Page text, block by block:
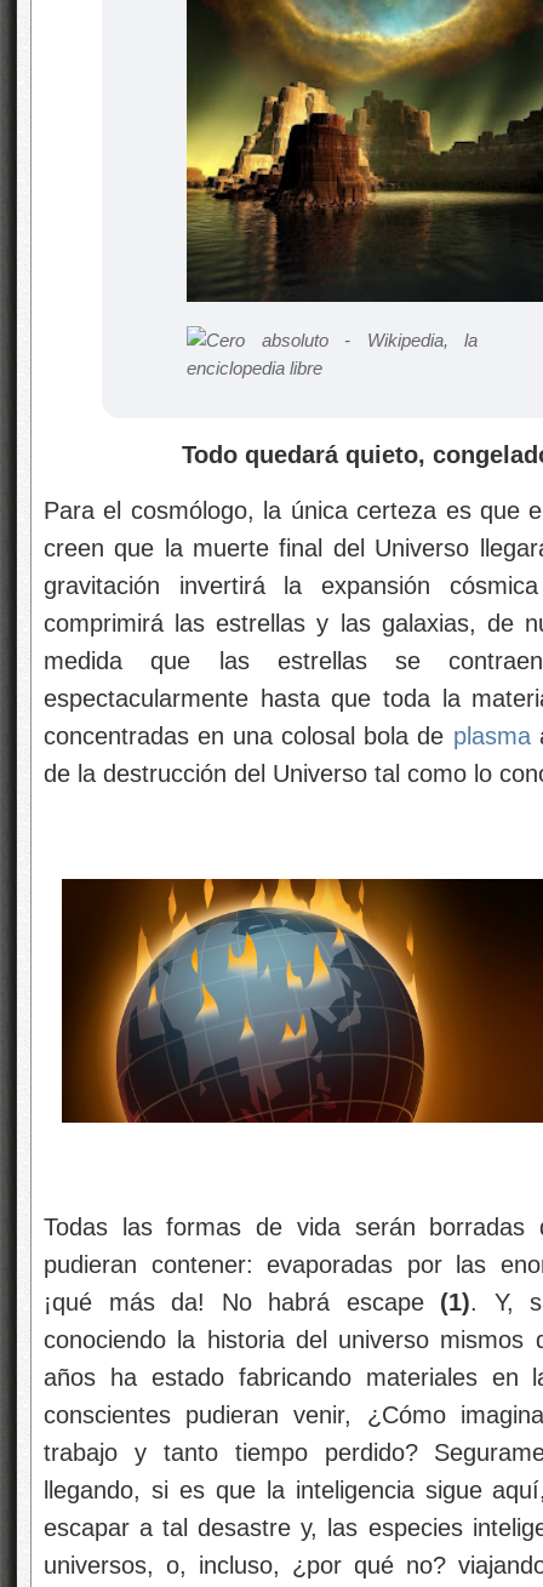
Todo quedará quieto,
Para el cosmólogo, la única certeza es que
creen que la muerte final del Universo
gravitación invertirá la expansión
comprimirá las estrellas y las galaxias, de
medida que las estrellas se
espectacularmente hasta que toda la
concentradas en una colosal bola de plasma
de la destrucción del Universo tal como lo
Todas las formas de vida serán
pudieran contener: evaporadas por las
¡qué más da! No habrá escape (1). Y,
conociendo la historia del universo
años ha estado fabricando materiales en
conscientes pudieran venir, ¿Cómo
trabajo y tanto tiempo perdido?
llegando, si es que la inteligencia sigue
escapar a tal desastre y, las especies
universos, o, incluso, ¿por qué no?